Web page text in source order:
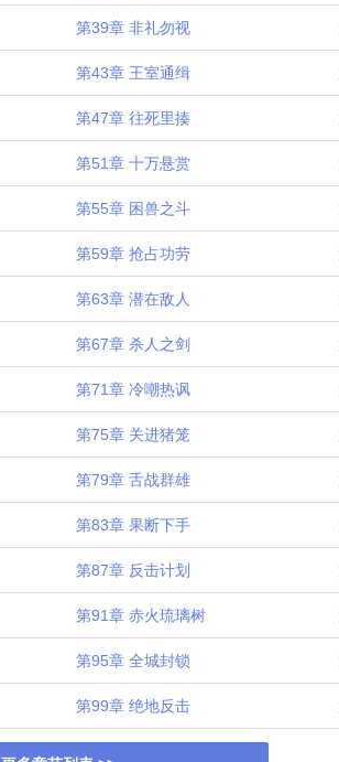
第39章 非礼勿视
第43章 王室通缉
第47章 往死里揍
第51章 十万悬赏
第55章 困兽之斗
第59章 抢占功劳
第63章 潜在敌人
第67章 杀人之剑
第71章 冷嘲热讽
第75章 关进猪笼
第79章 舌战群雄
第83章 果断下手
第87章 反击计划
第91章 赤火琉璃树
第95章 全城封锁
第99章 绝地反击